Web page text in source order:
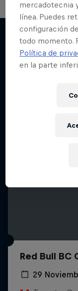
Más
Red Bull BC
29
mercadotecnia
línea. Puedes
configuración
todo momento.
Política de
en la parte